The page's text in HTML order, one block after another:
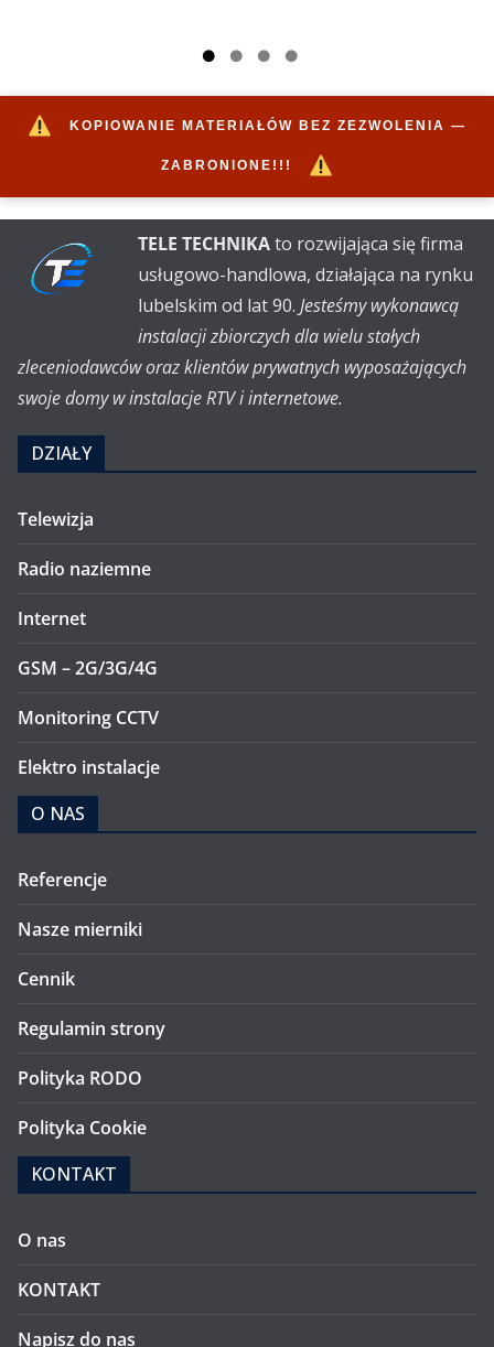
KOPIOWANIE MATERIAŁÓW BEZ ZEZWOLENIA —
ZABRONIONE!!!
TELE TECHNIKAto rozwijająca się firma
usługowo-handlowa, działająca na rynku
lubelskim od lat 90. Jesteśmy wykonawcą
instalacji zbiorczych dla wielu stałych
zleceniodawców oraz klientów prywatnych wyposażających
swoje domy w instalacje RTV i internetowe.
DZIAŁY
Telewizja
Radio naziemne
Internet
GSM – 2G/3G/4G
Monitoring CCTV
Elektro instalacje
O NAS
Referencje
Nasze mierniki
Cennik
Regulamin strony
Polityka RODO
Polityka Cookie
KONTAKT
O nas
KONTAKT
Napisz do nas